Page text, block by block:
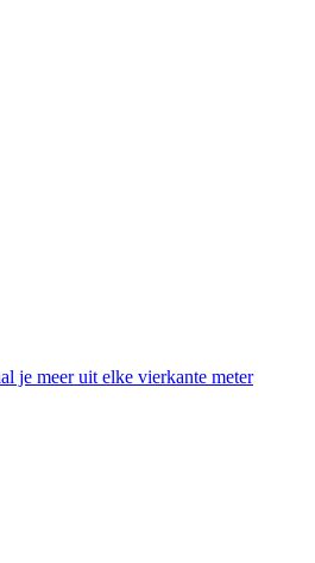
je meer uit elke vierkante meter